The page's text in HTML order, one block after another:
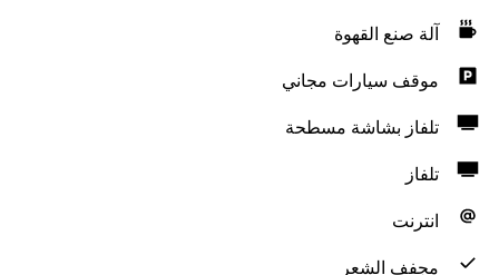
آلة صنع القهوة
موقف سيارات مجاني
تلفاز بشاشة مسطحة
تلفاز
انترنت
مجفف الشعر